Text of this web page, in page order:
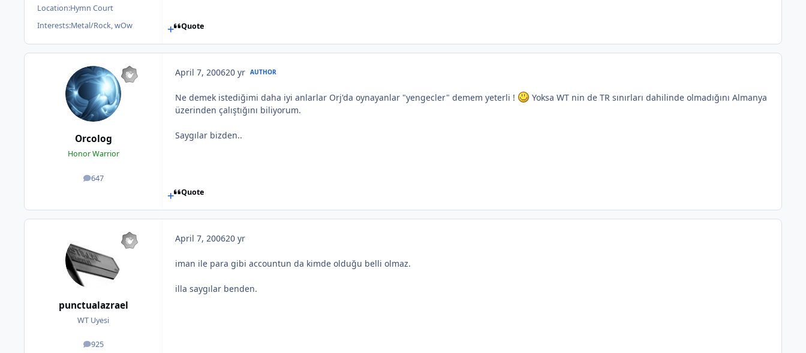
Location:Hymn Court
Interests:Metal/Rock, wOw Quote
Orcolog
Honor Warrior
647
posts
April 7, 200620 yr AUTHOR
Ne demek istediğimi daha iyi anlarlar Orj'da oynayanlar "yengecler" demem yeterli !
Yoksa WT nin de TR sınırları dahilinde olmadığını Almanya
üzerinden çalıştığını biliyorum.
Saygılar bizden..
Quote
punctualazrael
WT Uyesi
925
posts
April 7, 200620 yr
iman ile para gibi accountun da kimde olduğu belli olmaz.
illa saygılar benden.